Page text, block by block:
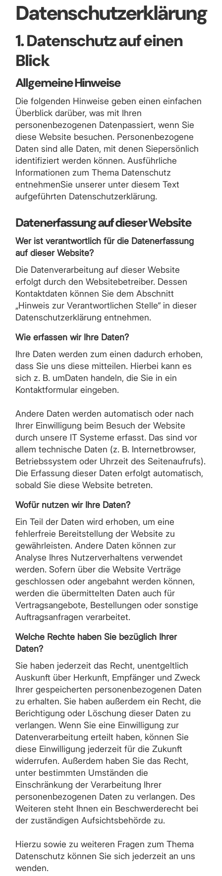
Datenschutzerklärung
1. Datenschutz auf einen
Blick
Allgemeine Hinweise
Die folgenden Hinweise geben einen einfachen
Überblick darüber, was mit Ihren
personenbezogenen Datenpassiert, wenn Sie
diese Website besuchen. Personenbezogene
Daten sind alle Daten, mit denen Siepersönlich
identifiziert werden können. Ausführliche
Informationen zum Thema Datenschutz
entnehmenSie unserer unter diesem Text
aufgeführten Datenschutzerklärung.
Datenerfassung auf dieser Website
Wer ist verantwortlich für die Datenerfassung
auf dieser Website?
Die Datenverarbeitung auf dieser Website
erfolgt durch den Websitebetreiber. Dessen
Kontaktdaten können Sie dem Abschnitt
„Hinweis zur Verantwortlichen Stelle“ in dieser
Datenschutzerklärung entnehmen.
Wie erfassen wir Ihre Daten?
Ihre Daten werden zum einen dadurch erhoben,
dass Sie uns diese mitteilen. Hierbei kann es
sich z. B. umDaten handeln, die Sie in ein
Kontaktformular eingeben.
Andere Daten werden automatisch oder nach
Ihrer Einwilligung beim Besuch der Website
durch unsere IT Systeme erfasst. Das sind vor
allem technische Daten (z. B. Internetbrowser,
Betriebssystem oder Uhrzeit des Seitenaufrufs).
Die Erfassung dieser Daten erfolgt automatisch,
sobald Sie diese Website betreten.
Wofür nutzen wir Ihre Daten?
Ein Teil der Daten wird erhoben, um eine
fehlerfreie Bereitstellung der Website zu
gewährleisten. Andere Daten können zur
Analyse Ihres Nutzerverhaltens verwendet
werden. Sofern über die Website Verträge
geschlossen oder angebahnt werden können,
werden die übermittelten Daten auch für
Vertragsangebote, Bestellungen oder sonstige
Auftragsanfragen verarbeitet.
Welche Rechte haben Sie bezüglich Ihrer
Daten?
Sie haben jederzeit das Recht, unentgeltlich
Auskunft über Herkunft, Empfänger und Zweck
Ihrer gespeicherten personenbezogenen Daten
zu erhalten. Sie haben außerdem ein Recht, die
Berichtigung oder Löschung dieser Daten zu
verlangen. Wenn Sie eine Einwilligung zur
Datenverarbeitung erteilt haben, können Sie
diese Einwilligung jederzeit für die Zukunft
widerrufen. Außerdem haben Sie das Recht,
unter bestimmten Umständen die
Einschränkung der Verarbeitung Ihrer
personenbezogenen Daten zu verlangen. Des
Weiteren steht Ihnen ein Beschwerderecht bei
der zuständigen Aufsichtsbehörde zu.
Hierzu sowie zu weiteren Fragen zum Thema
Datenschutz können Sie sich jederzeit an uns
wenden.